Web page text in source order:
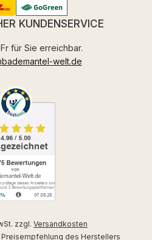
KUNDENSERVICE
für Sie erreichbar.
welt.de
zzgl. Versandkosten
des Herstellers